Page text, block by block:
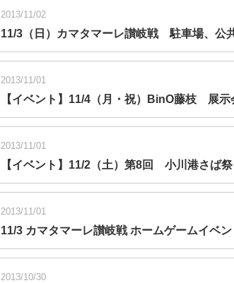
2013/11/02
11/3（日）カマタマーレ讃岐戦 駐車場、公
2013/11/01
【イベント】11/4（月・祝）BinO藤枝 展
2013/11/01
【イベント】11/2（土）第8回 小川港さば
2013/11/01
11/3 カマタマーレ讃岐戦 ホームゲームイベ
2013/10/30